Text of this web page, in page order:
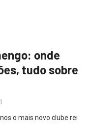
onde
tudo sobre
o mais novo clube rei